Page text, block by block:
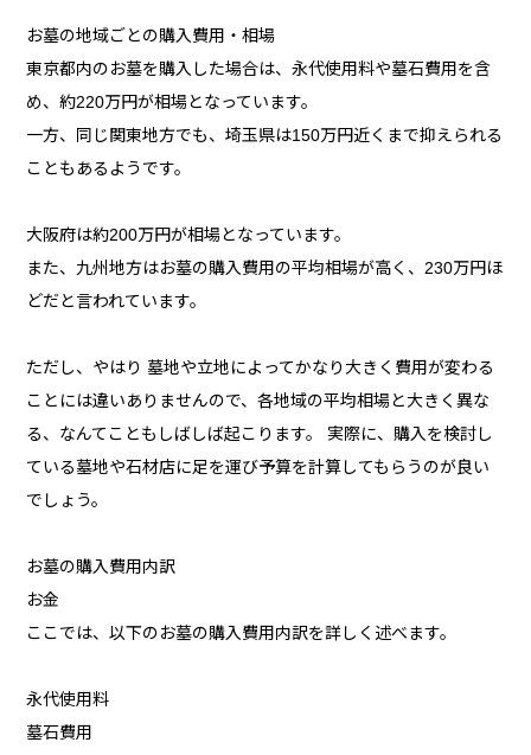
お墓の地域ごとの購入費用・相場
東京都内のお墓を購入した場合は、永代使用料や墓石費用を含
め、約220万円が相場となっています。
一方、同じ関東地方でも、埼玉県は150万円近くまで抑えられる
こともあるようです。
大阪府は約200万円が相場となっています。
また、九州地方はお墓の購入費用の平均相場が高く、230万円ほ
どだと言われています。
ただし、やはり 墓地や立地によってかなり大きく費用が変わる
ことには違いありませんので、各地域の平均相場と大きく異な
る、なんてこともしばしば起こります。 実際に、購入を検討し
ている墓地や石材店に足を運び予算を計算してもらうのが良い
でしょう。
お墓の購入費用内訳
お金
ここでは、以下のお墓の購入費用内訳を詳しく述べます。
永代使用料
墓石費用